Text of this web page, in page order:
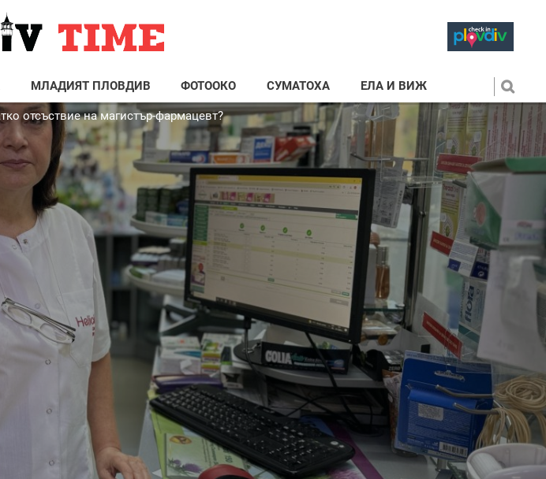
МЛАДИЯТ ПЛОВДИВ ФОТООКО СУМАТОХА ЕЛА И ВИЖ
отсъствие на магистър-фармацевт?